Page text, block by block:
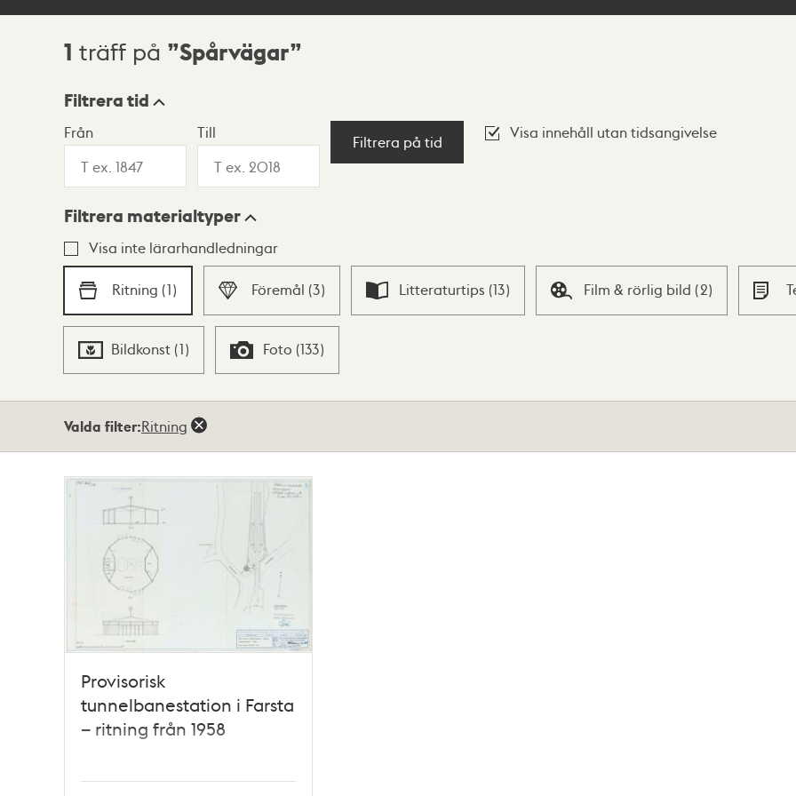
Sökresultat
1 träff på Spårvägar
Visningsläge
Lista Karta
Filtrera tid
Från Till
Filtrera på tid
Visa innehåll utan tidsangivelse
Filtrera materialtyper
Visa inte lärarhandledningar
Ritning (1) Föremål (3) Litteraturtips (13) Film & rörlig bild (2)
Bildkonst (1) Foto (133)
Valda filter:Ritning
Provisorisk
tunnelbanestation i Farsta
– ritning från 1958